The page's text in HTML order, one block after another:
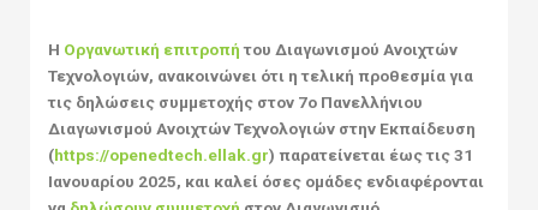
Η Οργανωτική επιτροπήτου Διαγωνισμού Ανοιχτών
Τεχνολογιών, ανακοινώνει ότι η τελική προθεσμία για
τις δηλώσεις συμμετοχής στον 7ο Πανελλήνιου
Διαγωνισμού Ανοιχτών Τεχνολογιών στην Εκπαίδευση
(https://openedtech.ellak.gr) παρατείνεται έως τις 31
Ιανουαρίου 2025, και καλεί όσες ομάδες ενδιαφέρονται